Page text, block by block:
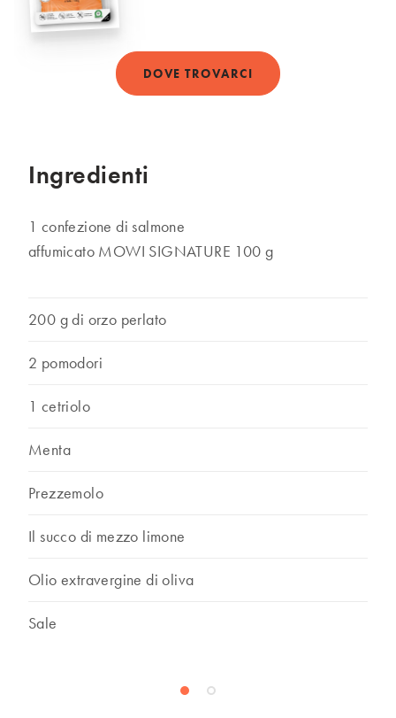
DOVE TROVARCI
Ingredienti
1 confezione di salmone
affumicato MOWI SIGNATURE 100 g
200 g di orzo perlato
2 pomodori
1 cetriolo
Menta
Prezzemolo
Il succo di mezzo limone
Olio extravergine di oliva
Sale